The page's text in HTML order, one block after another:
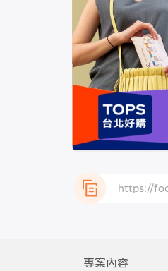
專案內容